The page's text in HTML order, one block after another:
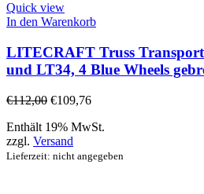
Quick view
In den Warenkorb
LITECRAFT Truss
und LT34, 4 Blue Wheels
€112,00 €109,76
Enthält 19% MwSt.
zzgl. Versand
Lieferzeit: nicht angegeben